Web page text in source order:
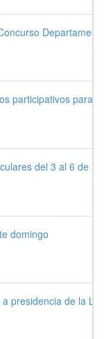
participativos para
del 3 al 6 de
domingo
presidencia de la